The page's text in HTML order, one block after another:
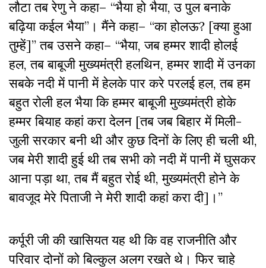
लौटा तब रेणु ने कहा– “भैया हो भैया, उ पुल बनाके
बढ़िया कईल भैया”। मैंने कहा– “का होलऊ? [क्या हुआ
तुम्हें]” तब उसने कहा– “भैया, जब हम्मर शादी होलई
हल, तब बाबूजी मुख्यमंत्री हलथिन, हम्मर शादी में उनका
सबके नदी में पानी में हेलके पार करे परलई हल, तब हम
बहुत रोली हल भैया कि हम्मर बाबूजी मुख्यमंत्री होके
हम्मर बियाह कहां करा देलन [तब जब बिहार में मिली-
जुली सरकार बनी थी और कुछ दिनों के लिए ही चली थी,
जब मेरी शादी हुई थी तब सभी को नदी में पानी में घुसकर
आना पड़ा था, तब मैं बहुत रोई थी, मुख्यमंत्री होने के
बावजूद मेरे पिताजी ने मेरी शादी कहां करा दी]।”
कर्पूरी जी की खासियत यह थी कि वह राजनीति और
परिवार दोनों को बिल्कुल अलग रखते थे। फिर चाहे